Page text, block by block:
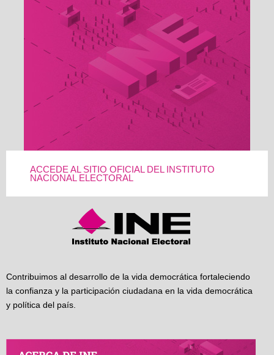
ACCEDE AL SITIO OFICIAL DEL INSTITUTO
NACIONAL ELECTORAL
Contribuimos al desarrollo de la vida democrática fortaleciendo
la confianza y la participación ciudadana en la vida democrática
y política del país.